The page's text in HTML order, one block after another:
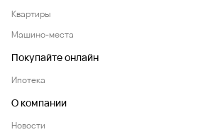
Квартиры
Машино-места
Покупайте онлайн
Ипотека
О компании
Новости